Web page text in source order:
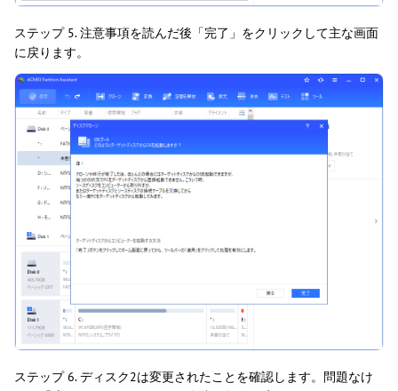
ステップ 5. 注意事項を読んだ後「完了」をクリックして主な画面
に戻ります。
ステップ 6. ディスク2は変更されたことを確認します。問題なけ